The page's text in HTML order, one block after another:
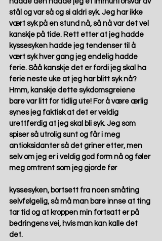
stål og var så og si aldri syk. Jeg har ikke
vært syk på en stund nå, så nå var det vel
kanskje på tide. Rett etter at jeg hadde
kyssesyken hadde jeg tendenser til å
vært syk hver gang jeg endelig hadde
ferie. Såå kanskje det er fordi jeg skal ha
ferie neste uke at jeg har blitt syk nå?
Hmm, kanskje dette sykdomsgreiene
bare var litt for tidlig ute! For å være ærlig
synes jeg faktisk at det er veldig
urettferdig at jeg skal bli syk. Jeg som
spiser så utrolig sunt og får i meg
antioksidanter så det griner etter, men
selv om jeg er i veldig god form nå og føler
meg omtrent som jeg gjorde før
kyssesyken, bortsett fra noen småting
selvfølgelig, så må man bare innse at ting
tar tid og at kroppen min fortsatt er på
bedringens vei, hvis man kan kalle det
det.